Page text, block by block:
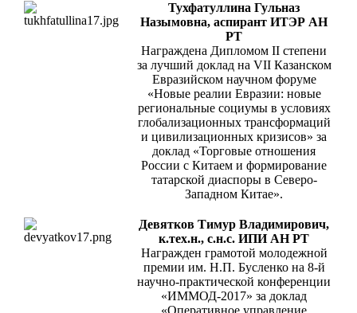
Тухфатуллина Гульназ
Назымовна, аспирант ИТЭР АН
РТ
Награждена Дипломом II степени
за лучший доклад на VII Казанском
Евразийском научном форуме
«Новые реалии Евразии: новые
региональные социумы в условиях
глобализационных трансформаций
и цивилизационных кризисов» за
доклад «Торговые отношения
России с Китаем и формирование
татарской диаспоры в Северо-
Западном Китае».
Девятков Тимур Владимирович,
к.тех.н., с.н.с. ИПИ АН РТ
Награжден грамотой молодежной
премии им. Н.П. Бусленко на 8-й
научно-практической конференции
«ИММОД-2017» за доклад